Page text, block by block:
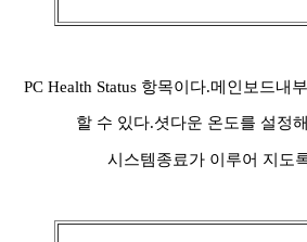
PC Health Status 항목이다.메인보드
할 수 있다.셧다운 온도를 설정
시스템종료가 이루어 지도